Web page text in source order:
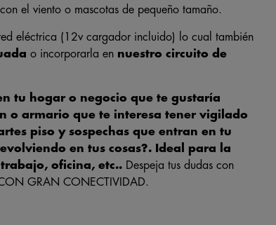
el viento o mascotas de pequeño tamaño.
eléctrica (12v cargador incluido) lo cual también
o incorporarla en nuestro circuito de
tu hogar o negocio que te gustaría
o armario que te interesa tener vigilado
piso y sospechas que entran en tu
en tus cosas?. Ideal para la
oficina, etc.. Despeja tus dudas con
GRAN CONECTIVIDAD.